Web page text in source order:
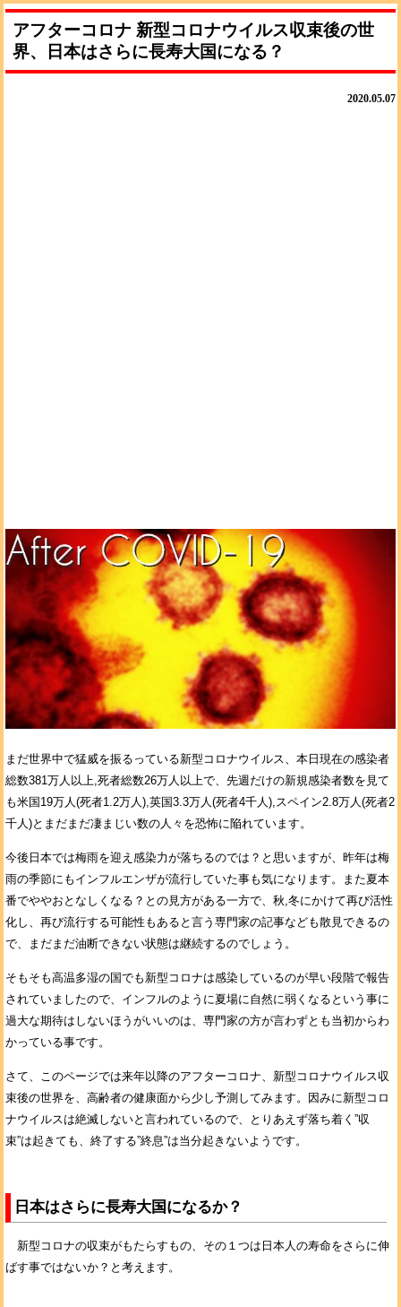
アフターコロナ 新型コロナウイルス収束後の世
界、日本はさらに長寿大国になる？
2020.05.07
まだ世界中で猛威を振るっている新型コロナウイルス、本日現在の感染者
総数381万人以上,死者総数26万人以上で、先週だけの新規感染者数を見て
も米国19万人(死者1.2万人),英国3.3万人(死者4千人),スペイン2.8万人(死者2
千人)とまだまだ凄まじい数の人々を恐怖に陥れています。
今後日本では梅雨を迎え感染力が落ちるのでは？と思いますが、昨年は梅
雨の季節にもインフルエンザが流行していた事も気になります。また夏本
番でややおとなしくなる？との見方がある一方で、秋,冬にかけて再び活性
化し、再び流行する可能性もあると言う専門家の記事なども散見できるの
で、まだまだ油断できない状態は継続するのでしょう。
そもそも高温多湿の国でも新型コロナは感染しているのが早い段階で報告
されていましたので、インフルのように夏場に自然に弱くなるという事に
過大な期待はしないほうがいいのは、専門家の方が言わずとも当初からわ
かっている事です。
さて、このページでは来年以降のアフターコロナ、新型コロナウイルス収
束後の世界を、高齢者の健康面から少し予測してみます。因みに新型コロ
ナウイルスは絶滅しないと言われているので、とりあえず落ち着く”収
束”は起きても、終了する”終息”は当分起きないようです。
日本はさらに長寿大国になるか？
新型コロナの収束がもたらすもの、その１つは日本人の寿命をさらに伸
ばす事ではないか？と考えます。